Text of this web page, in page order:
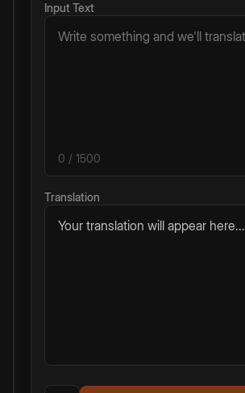
Input Text
0 / 1500
Translation
Your translation will appear here...